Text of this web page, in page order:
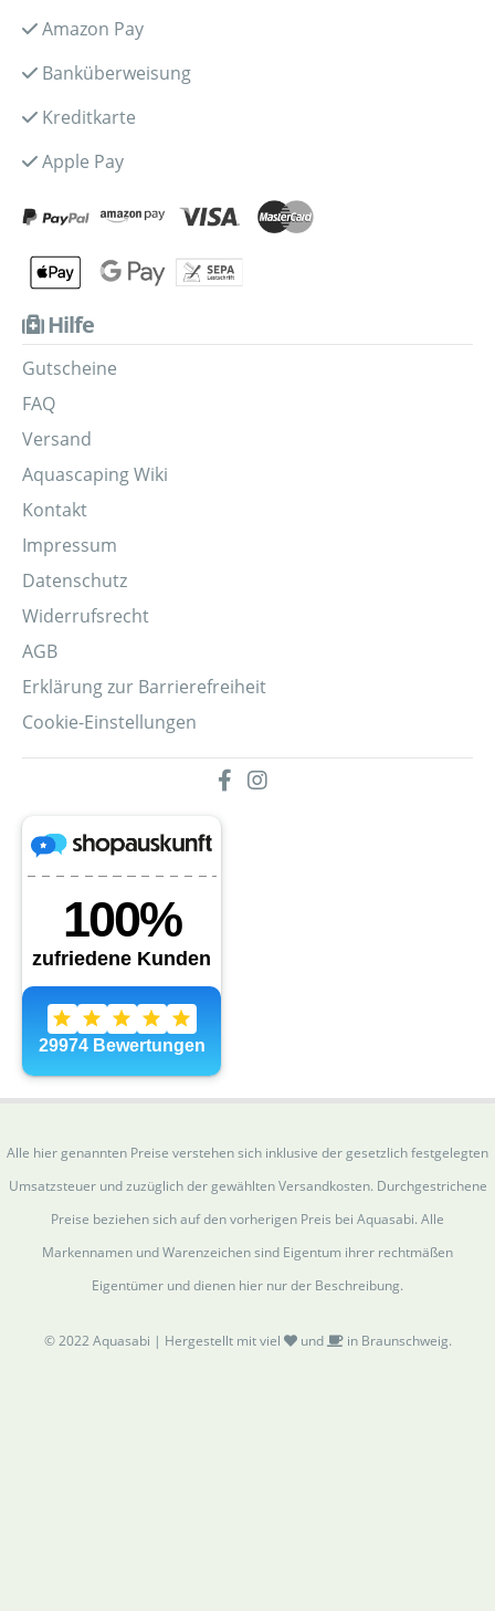
Amazon Pay
Banküberweisung
Kreditkarte
Apple Pay
Hilfe
Gutscheine
FAQ
Versand
Aquascaping Wiki
Kontakt
Impressum
Datenschutz
Widerrufsrecht
AGB
Erklärung zur Barrierefreiheit
Cookie-Einstellungen
Alle hier genannten Preise verstehen sich inklusive der gesetzlich festgelegten
Umsatzsteuer und zuzüglich der gewählten Versandkosten. Durchgestrichene
Preise beziehen sich auf den vorherigen Preis bei Aquasabi. Alle
Markennamen und Warenzeichen sind Eigentum ihrer rechtmäßen
Eigentümer und dienen hier nur der Beschreibung.
© 2022 Aquasabi | Hergestellt mit viel und in Braunschweig.